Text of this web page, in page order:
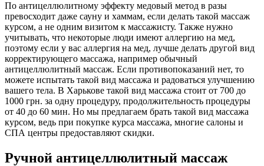
По антицеллюлитному эффекту медовый метод в разы
превосходит даже сауну и хаммам, если делать такой массаж
курсом, а не одним визитом к массажисту. Также нужно
учитывать, что некоторые люди имеют аллергию на мед,
поэтому если у вас аллергия на мед, лучше делать другой вид
корректирующего массажа, например обычный
антицеллюлитный массаж. Если противопоказаний нет, то
можете испытать такой вид массажа и радоваться улучшению
вашего тела. В Харькове такой вид массажа стоит от 700 до
1000 грн. за одну процедуру, продолжительность процедуры
от 40 до 60 мин. Но мы предлагаем брать такой вид массажа
курсом, ведь при покупке курса массажа, многие салоны и
СПА центры предоставляют скидки.
Ручной антицеллюлитный массаж